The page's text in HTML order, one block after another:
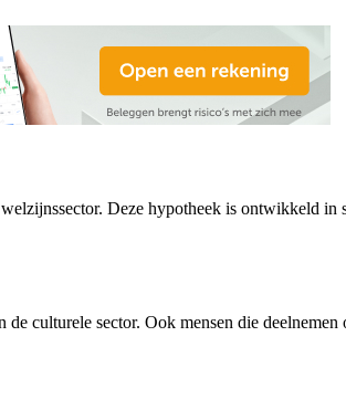
Deze hypotheek is ontwikkeld
culturele sector. Ook mensen die deelnemen